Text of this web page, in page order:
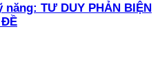
TƯ DUY PHẢN BIỆN
ĐỀ